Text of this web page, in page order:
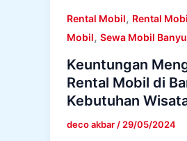
Rental Mobil, Rental
Mobil, Sewa Mobil
Keuntungan
Rental Mobil di
Kebutuhan
deco akbar / 29/05/2024